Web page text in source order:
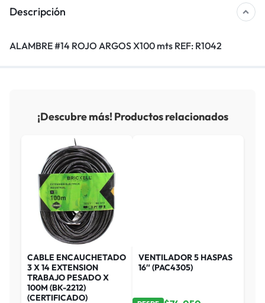
Descripción
ALAMBRE #14 ROJO ARGOS X100 mts REF: R1042
¡Descubre más! Productos relacionados
CABLE ENCAUCHETADO
3 X 14 EXTENSION
TRABAJO PESADO X
100M (BK-2212)
(CERTIFICADO)
VENTILADOR 5 HASPAS
16″ (PAC4305)